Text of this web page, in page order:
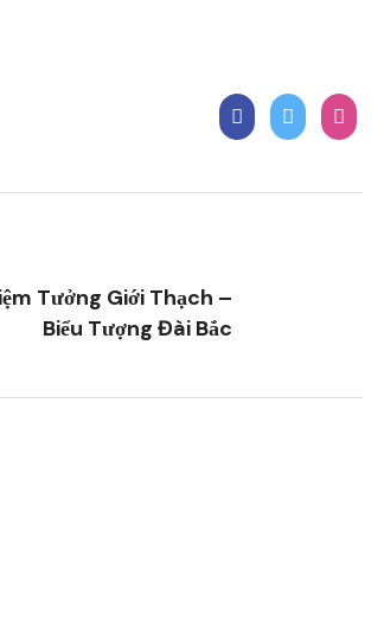
Tưởng Giới Thạch –
Biểu Tượng Đài Bắc